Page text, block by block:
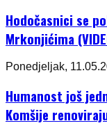
Hodočasnici se
Mrkonjićima
Ponedjeljak,
Humanost još
Komšije